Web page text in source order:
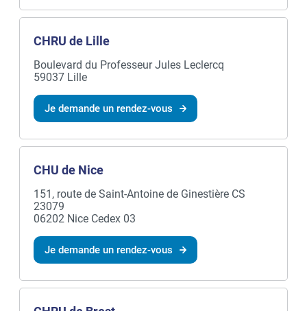
CHRU de Lille
Boulevard du Professeur Jules Leclercq
59037 Lille
Je demande un rendez-vous
CHU de Nice
151, route de Saint-Antoine de Ginestière CS
23079
06202 Nice Cedex 03
Je demande un rendez-vous